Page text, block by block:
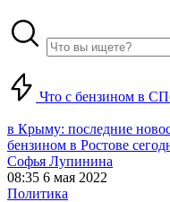
Что с бензином в
в Крыму: последние
бензином в Ростове
Софья Лупинина
08:35 6 мая 2022
Политика